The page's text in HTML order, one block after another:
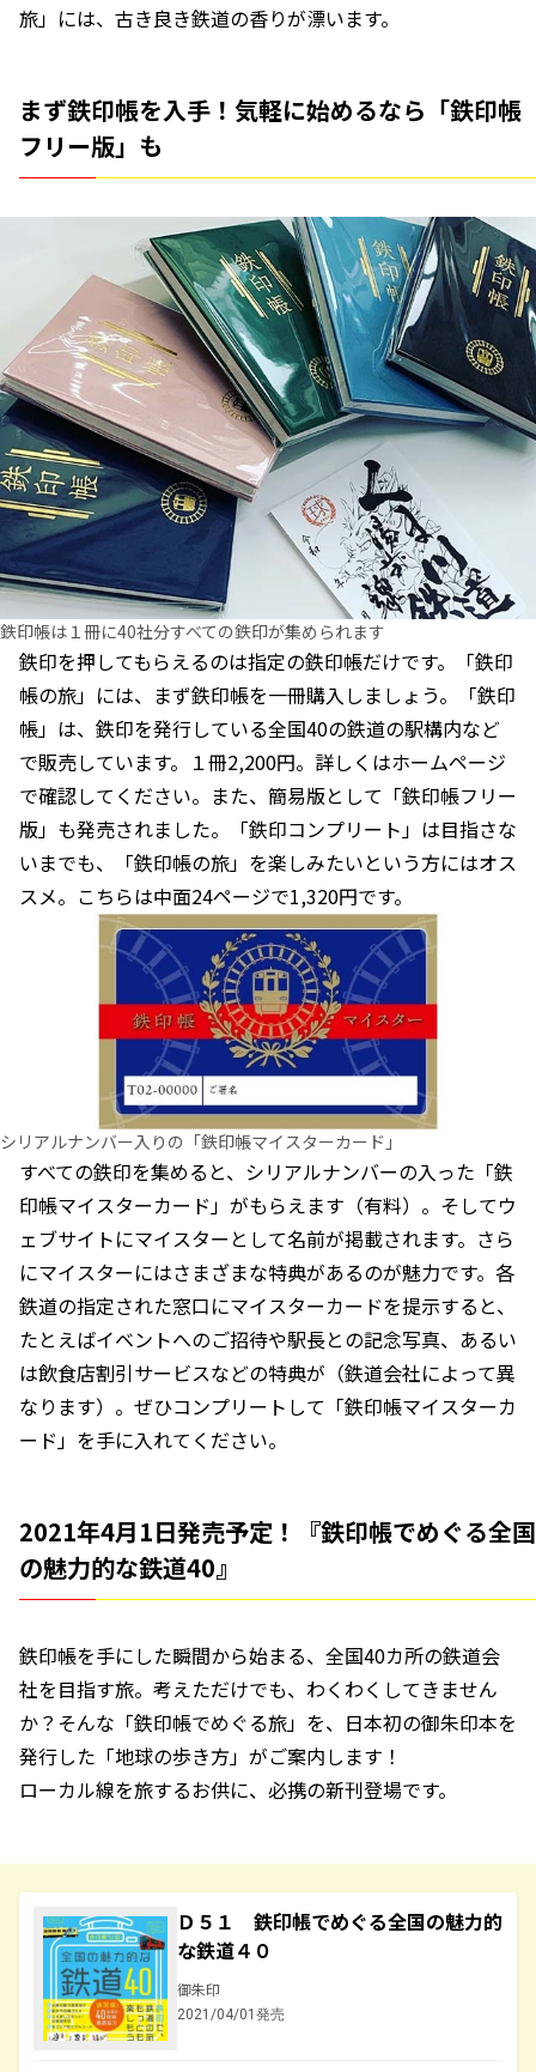
旅」には、古き良き鉄道の香りが漂います。
まず鉄印帳を入手！気軽に始めるなら「鉄印帳
フリー版」も
鉄印帳は１冊に40社分すべての鉄印が集められます
鉄印を押してもらえるのは指定の鉄印帳だけです。「鉄印
帳の旅」には、まず鉄印帳を一冊購入しましょう。「鉄印
帳」は、鉄印を発行している全国40の鉄道の駅構内など
で販売しています。１冊2,200円。詳しくはホームページ
で確認してください。また、簡易版として「鉄印帳フリー
版」も発売されました。「鉄印コンプリート」は目指さな
いまでも、「鉄印帳の旅」を楽しみたいという方にはオス
スメ。こちらは中面24ページで1,320円です。
シリアルナンバー入りの「鉄印帳マイスターカード」
すべての鉄印を集めると、シリアルナンバーの入った「鉄
印帳マイスターカード」がもらえます（有料）。そしてウ
ェブサイトにマイスターとして名前が掲載されます。さら
にマイスターにはさまざまな特典があるのが魅力です。各
鉄道の指定された窓口にマイスターカードを提示すると、
たとえばイベントへのご招待や駅長との記念写真、あるい
は飲食店割引サービスなどの特典が（鉄道会社によって異
なります）。ぜひコンプリートして「鉄印帳マイスターカ
ード」を手に入れてください。
2021年4月1日発売予定！『鉄印帳でめぐる全国
の魅力的な鉄道40』
鉄印帳を手にした瞬間から始まる、全国40カ所の鉄道会
社を目指す旅。考えただけでも、わくわくしてきません
か？そんな「鉄印帳でめぐる旅」を、日本初の御朱印本を
発行した「地球の歩き方」がご案内します！
ローカル線を旅するお供に、必携の新刊登場です。
Ｄ５１ 鉄印帳でめぐる全国の魅力的
な鉄道４０
御朱印
2021/04/01発売